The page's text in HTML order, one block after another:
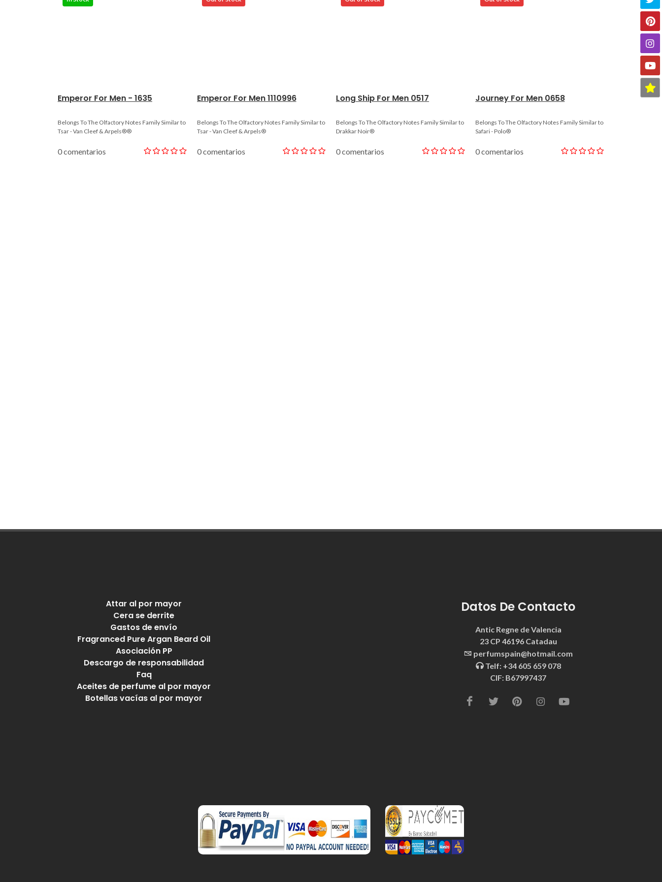
Emperor For Men - 1635
Belongs To The Olfactory Notes Family Similar to
Tsar - Van Cleef & Arpels®®
0 comentarios
Emperor For Men 1110996
Belongs To The Olfactory Notes Family Similar to
Tsar - Van Cleef & Arpels®
0 comentarios
Long Ship For Men 0517
Belongs To The Olfactory Notes Family Similar to
Drakkar Noir®
0 comentarios
Journey For Men 0658
Belongs To The Olfactory Notes Family Similar to
Safari - Polo®
0 comentarios
Solo
Attar al por mayor
Cera se derrite
Gastos de envío
Fragranced Pure Argan Beard Oil
Asociación PP
Descargo de responsabilidad
Faq
Aceites de perfume al por mayor
Botellas vacías al por mayor
Datos De Contacto
Antic Regne de Valencia
23 CP 46196 Catadau
perfumspain@hotmail.com
Telf: +34 605 659 078
CIF: B67997437